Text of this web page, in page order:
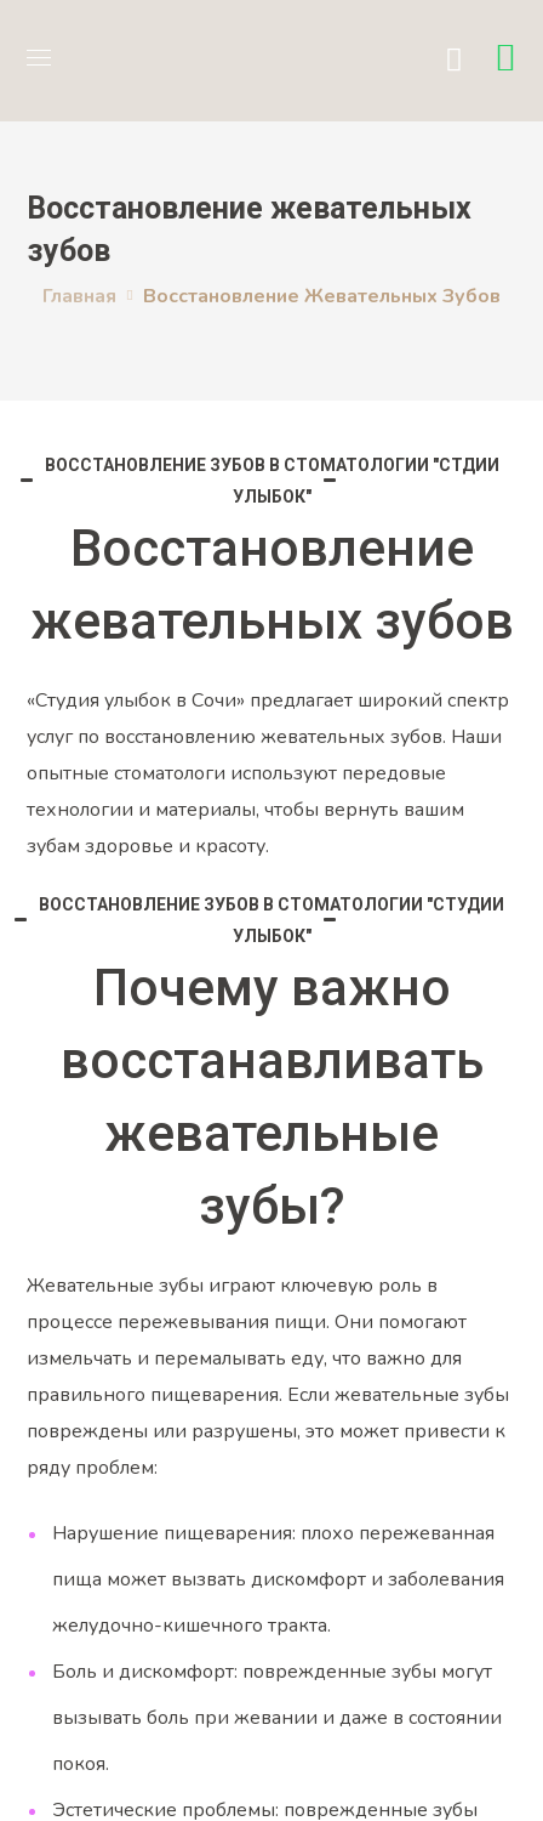
Восстановление жевательных
зубов
Главная Восстановление Жевательных Зубов
ВОССТАНОВЛЕНИЕ ЗУБОВ В СТОМАТОЛОГИИ "СТДИИ
УЛЫБОК"
Восстановление
жевательных зубов
«Студия улыбок в Сочи» предлагает широкий спектр
услуг по восстановлению жевательных зубов. Наши
опытные стоматологи используют передовые
технологии и материалы, чтобы вернуть вашим
зубам здоровье и красоту.
ВОССТАНОВЛЕНИЕ ЗУБОВ В СТОМАТОЛОГИИ "СТУДИИ
УЛЫБОК"
Почему важно
восстанавливать
жевательные
зубы?
Жевательные зубы играют ключевую роль в
процессе пережевывания пищи. Они помогают
измельчать и перемалывать еду, что важно для
правильного пищеварения. Если жевательные зубы
повреждены или разрушены, это может привести к
ряду проблем:
Нарушение пищеварения: плохо пережеванная
пища может вызвать дискомфорт и заболевания
желудочно-кишечного тракта.
Боль и дискомфорт: поврежденные зубы могут
вызывать боль при жевании и даже в состоянии
покоя.
Эстетические проблемы: поврежденные зубы